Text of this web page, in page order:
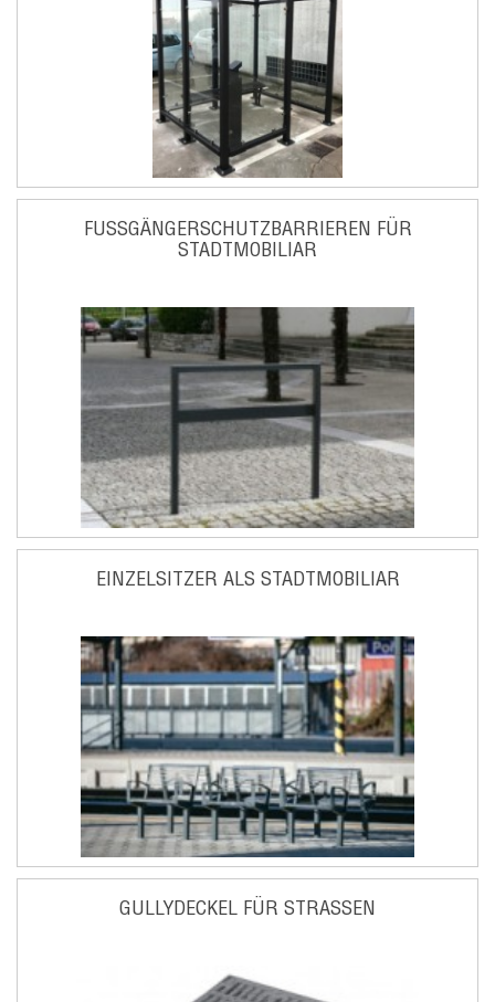
FUSSGÄNGERSCHUTZBARRIEREN FÜR S
TADTMOBILIAR
EINZELSITZER ALS STADTMOBILIAR
GULLYDECKEL FÜR STRASSEN